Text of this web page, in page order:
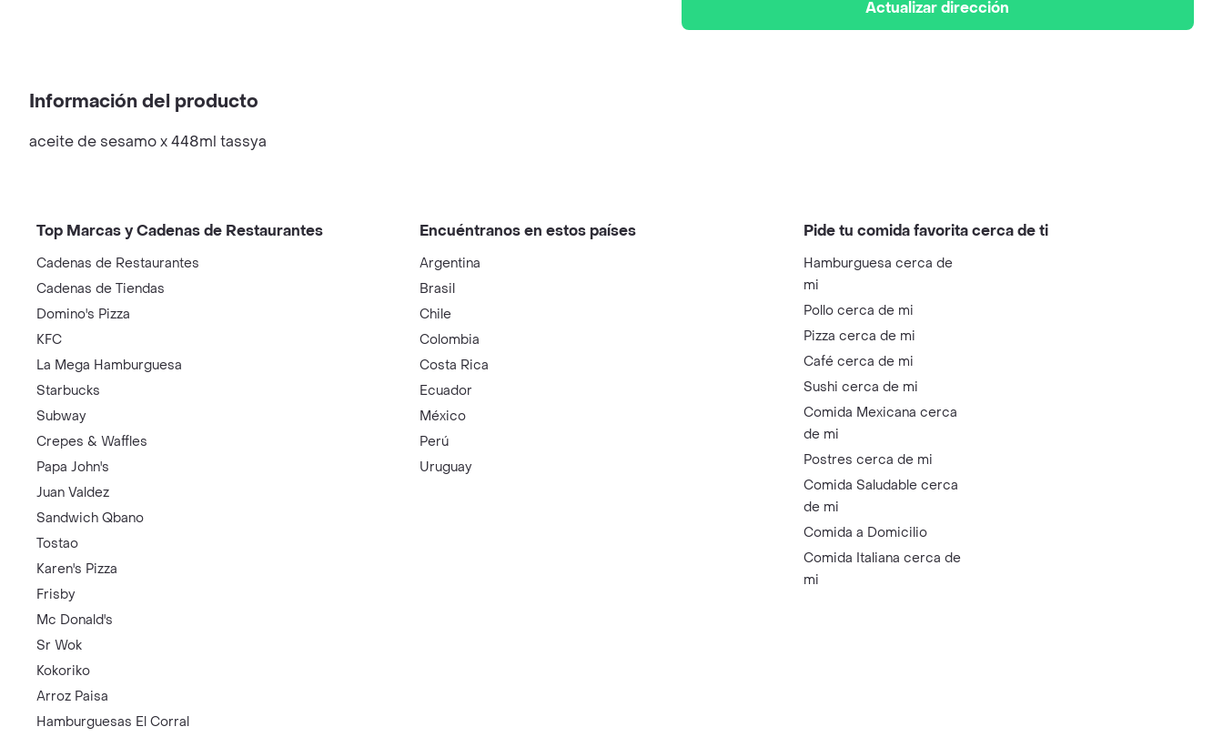
Actualizar dirección
Información del producto
aceite de sesamo x 448ml tassya
Top Marcas y Cadenas de Restaurantes
Cadenas de Restaurantes
Cadenas de Tiendas
Domino's Pizza
KFC
La Mega Hamburguesa
Starbucks
Subway
Crepes & Waffles
Papa John's
Juan Valdez
Sandwich Qbano
Tostao
Karen's Pizza
Frisby
Mc Donald's
Sr Wok
Kokoriko
Arroz Paisa
Hamburguesas El Corral
Encuéntranos en estos países
Argentina
Brasil
Chile
Colombia
Costa Rica
Ecuador
México
Perú
Uruguay
Pide tu comida favorita cerca de ti
Hamburguesa cerca de
mi
Pollo cerca de mi
Pizza cerca de mi
Café cerca de mi
Sushi cerca de mi
Comida Mexicana cerca
de mi
Postres cerca de mi
Comida Saludable cerca
de mi
Comida a Domicilio
Comida Italiana cerca de
mi